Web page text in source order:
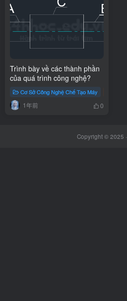
Trình bày về các thành phần
của quá trình công nghệ?
Cơ Sở Công Nghệ Chế Tạo Máy
1年前 0
Copyright © 2025 ·